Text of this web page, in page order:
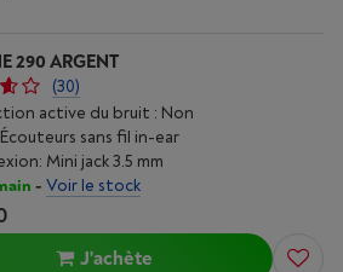
290 ARGENT
(30)
active du bruit : Non
sans fil in-ear
Mini jack 3.5 mm
- Voir le stock
J'achète